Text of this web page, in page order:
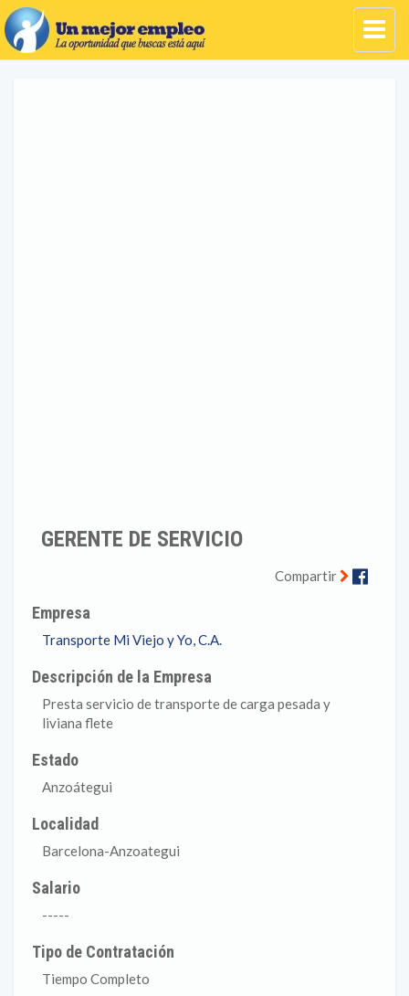
GERENTE DE SERVICIO
Compartir
Empresa
Transporte Mi Viejo y Yo, C.A.
Descripción de la Empresa
Presta servicio de transporte de carga pesada y
liviana flete
Estado
Anzoátegui
Localidad
Barcelona-Anzoategui
Salario
-----
Tipo de Contratación
Tiempo Completo